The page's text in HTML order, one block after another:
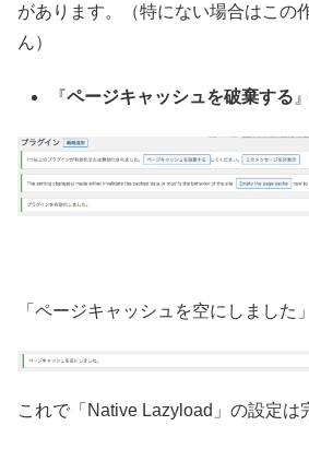
があります。（特にない場合はこの
ん）
『ページキャッシュを破棄する
「ページキャッシュを空にしました
これで「Native Lazyload」の設定は